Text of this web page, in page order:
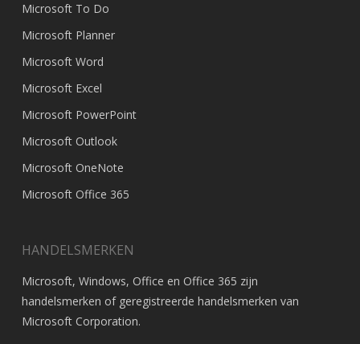
Microsoft To Do
Microsoft Planner
Microsoft Word
Microsoft Excel
Microsoft PowerPoint
Microsoft Outlook
Microsoft OneNote
Microsoft Office 365
HANDELSMERKEN
Microsoft, Windows, Office en Office 365 zijn
handelsmerken of geregistreerde handelsmerken van
Microsoft Corporation.